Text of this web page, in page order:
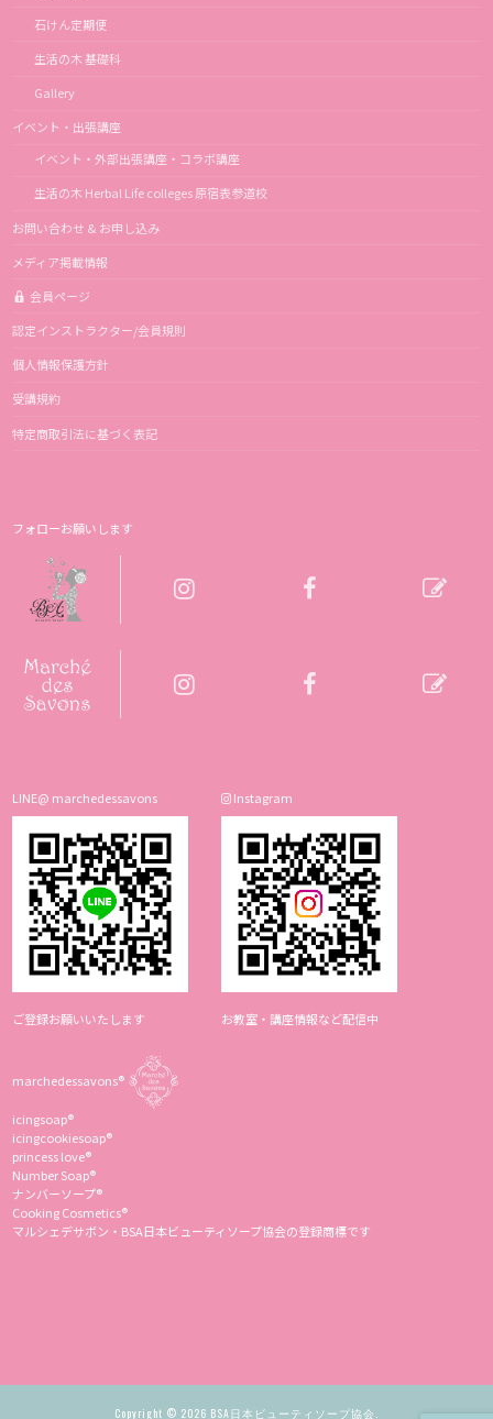
石けん定期便
生活の木 基礎科
Gallery
イベント・出張講座
イベント・外部出張講座・コラボ講座
生活の木 Herbal Life colleges 原宿表参道校
お問い合わせ & お申し込み
メディア掲載情報
会員ページ
認定インストラクター/会員規則
個人情報保護方針
受講規約
特定商取引法に基づく表記
フォローお願いします
LINE@ marchedessavons
ご登録お願いいたします
Instagram
お教室・講座情報など配信中
marchedessavons®︎
icingsoap®︎
icingcookiesoap®︎
princess love®︎
Number Soap®︎
ナンバーソープ®︎
Cooking Cosmetics®︎
マルシェデサボン・BSA日本ビューティソープ協会の登録商標です
Copyright © 2026 BSA日本ビューティソープ協会.